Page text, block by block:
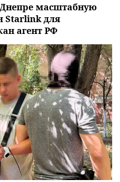
масштабную
Starlink для
агент РФ